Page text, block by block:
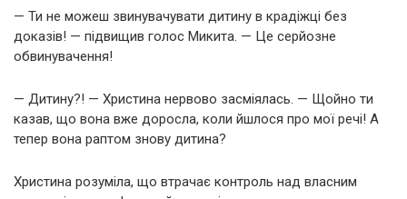
— Ти не можеш звинувачувати дитину в крадіжці без
доказів! — підвищив голос Микита. — Це серйозне
обвинувачення!
— Дитину?! — Христина нервово засміялась. — Щойно ти
казав, що вона вже доросла, коли йшлося про мої речі! А
тепер вона раптом знову дитина?
Христина розуміла, що втрачає контроль над власним